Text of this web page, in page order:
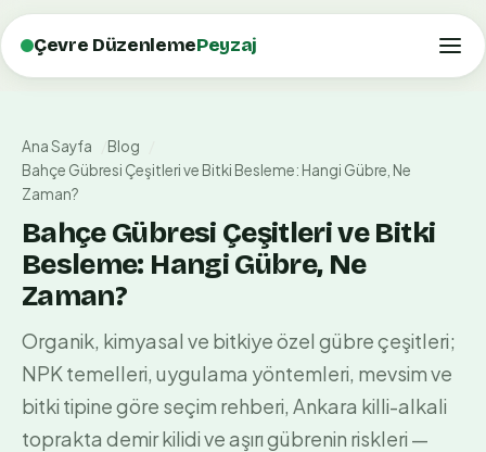
Çevre DüzenlemePeyzaj
Ana Sayfa
Blog
Bahçe Gübresi Çeşitleri ve Bitki Besleme: Hangi Gübre, Ne
Zaman?
Bahçe Gübresi Çeşitleri ve Bitki
Besleme: Hangi Gübre, Ne
Zaman?
Organik, kimyasal ve bitkiye özel gübre çeşitleri;
NPK temelleri, uygulama yöntemleri, mevsim ve
bitki tipine göre seçim rehberi, Ankara killi-alkali
toprakta demir kilidi ve aşırı gübrenin riskleri —